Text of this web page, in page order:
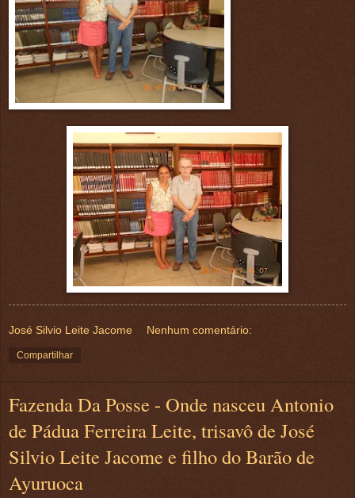
José Silvio Leite Jacome Nenhum comentário:
Compartilhar
Fazenda Da Posse - Onde nasceu Antonio
de Pádua Ferreira Leite, trisavô de José
Silvio Leite Jacome e filho do Barão de
Ayuruoca